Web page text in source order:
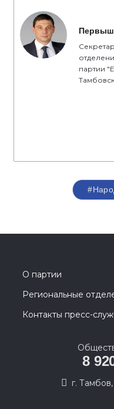
партии
О партии
Региональные
Контакты пресс-
8
г.